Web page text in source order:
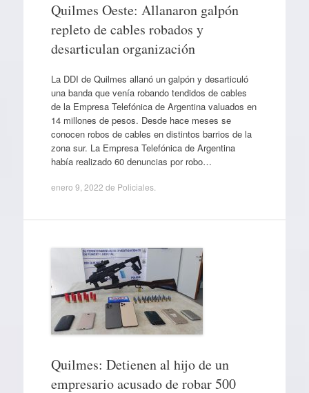
Quilmes Oeste: Allanaron galpón
repleto de cables robados y
desarticulan organización
La DDI de Quilmes allanó un galpón y desarticuló
una banda que venía robando tendidos de cables
de la Empresa Telefónica de Argentina valuados en
14 millones de pesos. Desde hace meses se
conocen robos de cables en distintos barrios de la
zona sur. La Empresa Telefónica de Argentina
había realizado 60 denuncias por robo…
enero 9, 2022 de Policiales.
Quilmes: Detienen al hijo de un
empresario acusado de robar 500